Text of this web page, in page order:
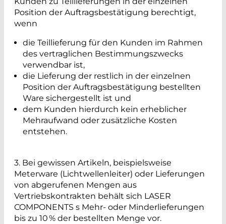
Position der Auftragsbestätigung berechtigt,
wenn
die Teillieferung für den Kunden im Rahmen
des vertraglichen Bestimmungszwecks
verwendbar ist,
die Lieferung der restlich in der einzelnen
Position der Auftragsbestätigung bestellten
Ware sichergestellt ist und
dem Kunden hierdurch kein erheblicher
Mehraufwand oder zusätzliche Kosten
entstehen.
3. Bei gewissen Artikeln, beispielsweise
Meterware (Lichtwellenleiter) oder Lieferungen
von abgerufenen Mengen aus
Vertriebskontrakten behält sich LASER
COMPONENTS s Mehr- oder Minderlieferungen
bis zu 10 % der bestellten Menge vor.